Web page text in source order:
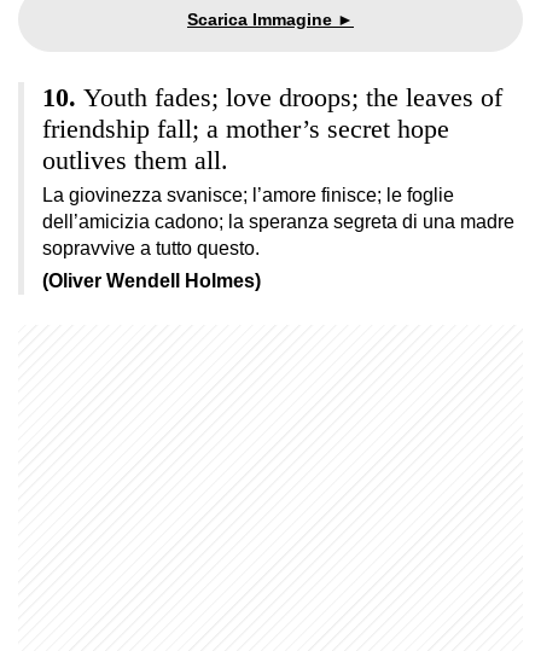
Youth fades; love droops; the leaves of
friendship fall; a mother’s secret hope
outlives them all.
La giovinezza svanisce; l’amore finisce; le foglie
dell’amicizia cadono; la speranza segreta di una madre
sopravvive a tutto questo.
(Oliver Wendell Holmes)